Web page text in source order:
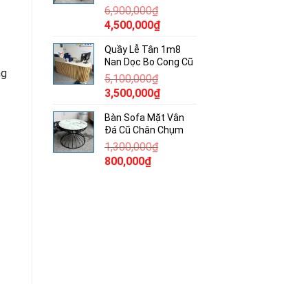
6,900,000₫
Giá
là:
6,900,000₫.
4,500,000₫Giá
tại
là:
Quầy Lễ Tân 1m8
Nan Dọc Bo Cong Cũ
5,100,000₫
Giá
là:
5,100,000₫.
3,500,000₫Giá
tại
là:
Bàn Sofa Mặt Vân
Đá Cũ Chân Chụm
1,300,000₫
Giá
800,000₫Giá